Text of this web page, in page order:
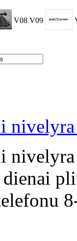
V08 V09